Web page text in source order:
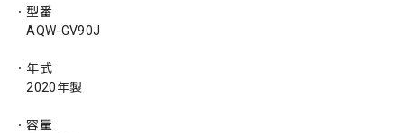
・型番
AQW-GV90J
・年式
2020年製
・容量